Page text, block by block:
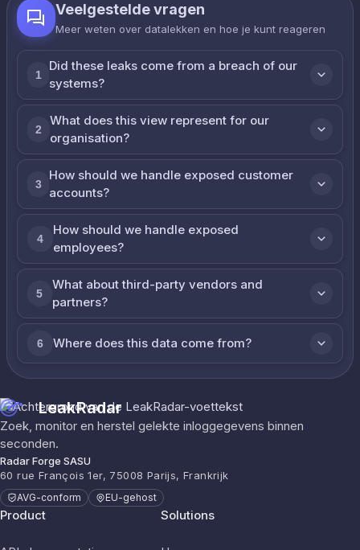
Veelgestelde vragen
Meer weten over datalekken en hoe je kunt reageren
1
Did these leaks come from a breach of our
systems?
2
What does this view represent for our
organisation?
3
How should we handle exposed customer
accounts?
4
How should we handle exposed
employees?
5
What about third-party vendors and
partners?
6 Where does this data come from?
LeakRadar
Zoek, monitor en herstel gelekte inloggegevens binnen
seconden.
Radar Forge SASU
60 rue François 1er, 75008 Parijs, Frankrijk
AVG-conform EU-gehost
Product Solutions